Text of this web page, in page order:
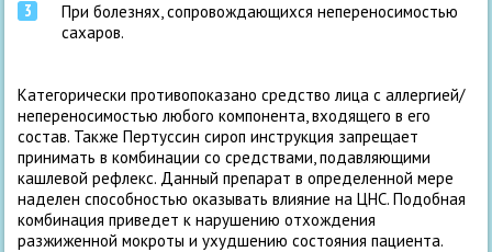
При болезнях, сопровождающихся непереносимостью
сахаров.
Категорически противопоказано средство лица с аллергией/
непереносимостью любого компонента, входящего в его
состав. Также Пертуссин сироп инструкция запрещает
принимать в комбинации со средствами, подавляющими
кашлевой рефлекс. Данный препарат в определенной мере
наделен способностью оказывать влияние на ЦНС. Подобная
комбинация приведет к нарушению отхождения
разжиженной мокроты и ухудшению состояния пациента.